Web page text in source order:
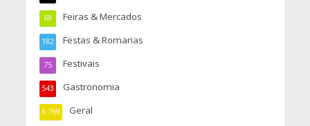
Feiras & Mercados
69
Festas & Romarias
182
Festivais
75
Gastronomia
543
Geral
6.769